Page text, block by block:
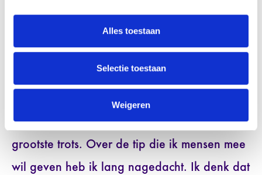
Alles toestaan
Selectie toestaan
Weigeren
Door een ritme te hebben kan ik ook nog
positiever blijven, omdat ik alles kan blijven
ik heb leren praten. Ik heb hier iedere dag
van mijn leven aan gewerkt en nu is het mijn
grootste trots. Over de tip die ik mensen mee
wil geven heb ik lang nagedacht. Ik denk dat